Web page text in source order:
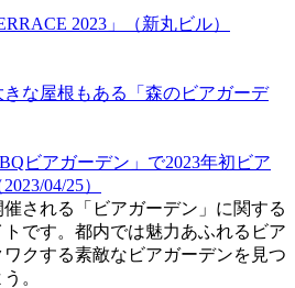
2023」（新丸ビル）
な屋根もある「森のビアガーデ
ビアガーデン」で2023年初ビア
04/25）
される「ビアガーデン」に関する
です。都内では魅力あふれるビア
クする素敵なビアガーデンを見つ
。